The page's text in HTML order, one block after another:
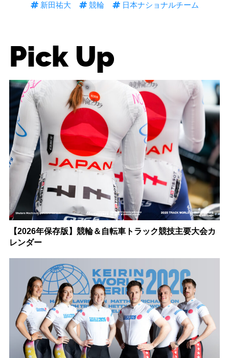
新田祐大
競輪 日本ナショナルチーム
Pick Up
【2026年保存版】競輪＆自転車トラック競技主要大会カ
レンダー